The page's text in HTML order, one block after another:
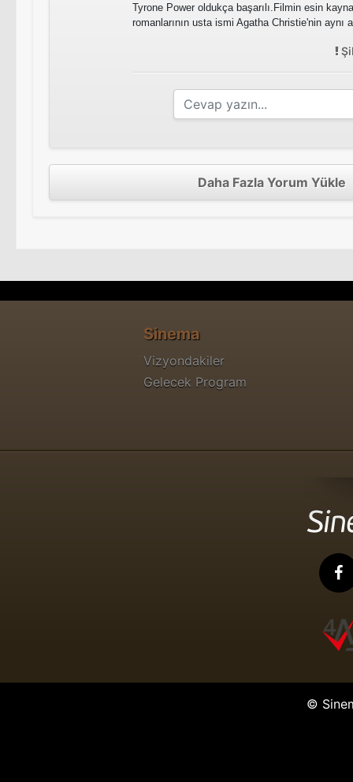
Tyrone Power oldukça başarılı.Filmin esin
romanlarının usta ismi Agatha Christie'nin aynı
Daha Fazla Yorum Yükle
Sinema
Vizyondakiler
Gelecek Program
©